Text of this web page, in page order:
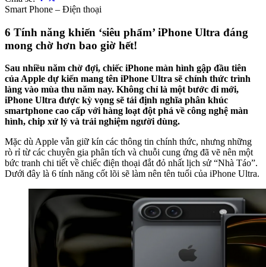
Smart Phone – Điện thoại
6 Tính năng khiến ‘siêu phẩm’ iPhone Ultra đáng
mong chờ hơn bao giờ hết!
Sau nhiều năm chờ đợi, chiếc iPhone màn hình gập đầu tiên
của Apple dự kiến mang tên iPhone Ultra sẽ chính thức trình
làng vào mùa thu năm nay. Không chỉ là một bước đi mới,
iPhone Ultra được kỳ vọng sẽ tái định nghĩa phân khúc
smartphone cao cấp với hàng loạt đột phá về công nghệ màn
hình, chip xử lý và trải nghiệm người dùng.
Mặc dù Apple vẫn giữ kín các thông tin chính thức, nhưng những
rò rỉ từ các chuyên gia phân tích và chuỗi cung ứng đã vẽ nên một
bức tranh chi tiết về chiếc điện thoại đắt đỏ nhất lịch sử “Nhà Táo”.
Dưới đây là 6 tính năng cốt lõi sẽ làm nên tên tuổi của iPhone Ultra.